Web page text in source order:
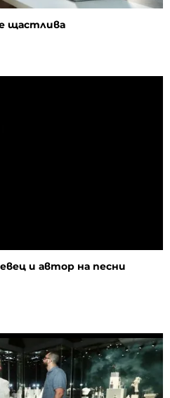
е щастлива
и автор на песни